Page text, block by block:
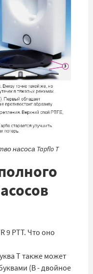
насоса Tapflo T
9 PTT. Что оно
T также может
(B - двойное